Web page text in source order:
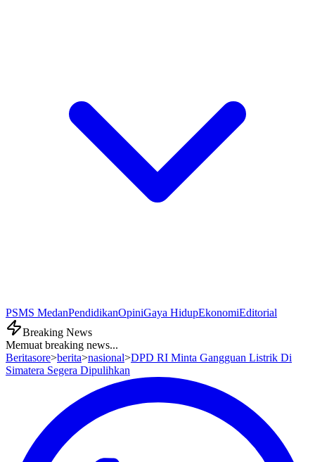
PSMS MedanPendidikanOpiniGaya HidupEkonomiEditorial
Breaking News
Memuat breaking news...
Beritasore>berita>nasional>DPD RI Minta Gangguan Listrik Di
Simatera Segera Dipulihkan